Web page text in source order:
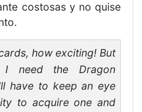
costosas y no quise
how exciting! But
need the Dragon
have to keep an eye
to acquire one and